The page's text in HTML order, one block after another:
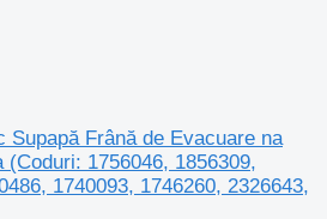
Supapă Frână de Evacuare na
(Coduri: 1756046, 1856309,
1740093, 1746260, 2326643,